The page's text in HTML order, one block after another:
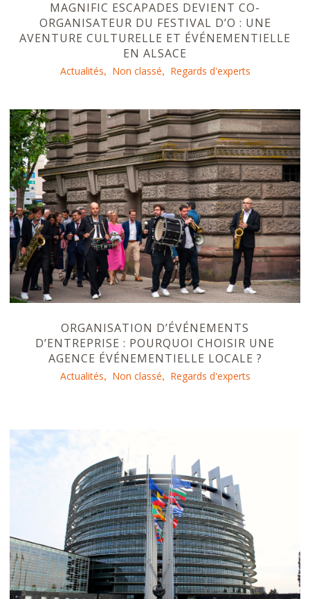
MAGNIFIC ESCAPADES DEVIENT CO-
ORGANISATEUR DU FESTIVAL D’O : UNE
AVENTURE CULTURELLE ET ÉVÉNEMENTIELLE
EN ALSACE
Actualités, Non classé, Regards d'experts
ORGANISATION D’ÉVÉNEMENTS
D’ENTREPRISE : POURQUOI CHOISIR UNE
AGENCE ÉVÉNEMENTIELLE LOCALE ?
Actualités, Non classé, Regards d'experts